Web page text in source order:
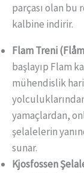
parçası olan bu
kalbine indirir.
Flam Treni
başlayıp Flam
mühendislik
yamaçlardan,
şelalelerin
sunar.
Kjosfossen